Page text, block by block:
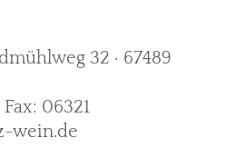
32 · 67489
06321
wein.de